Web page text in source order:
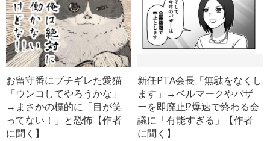
お留守番にブチギレた愛猫
「ウンコしてやろうかな」
→まさかの標的に「目が笑
ってない！」と恐怖【作者
に聞く】
新任PTA会長「無駄をなくし
ます」→ベルマークやバザ
ーを即廃止!?爆速で終わる会
議に「有能すぎる」【作者
に聞く】